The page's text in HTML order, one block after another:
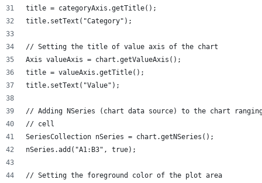
title = categoryAxis.getTitle();
title.setText("Category");
// Setting the title of value axis of the chart
Axis valueAxis = chart.getValueAxis();
title = valueAxis.getTitle();
title.setText("Value");
// Adding NSeries (chart data source) to the chart
// cell
SeriesCollection nSeries = chart.getNSeries();
nSeries.add("A1:B3", true);
// Setting the foreground color of the plot area